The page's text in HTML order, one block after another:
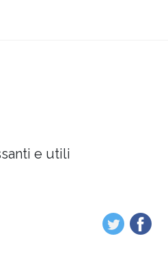
e utili